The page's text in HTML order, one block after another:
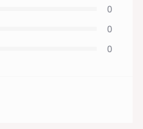
0
0
0